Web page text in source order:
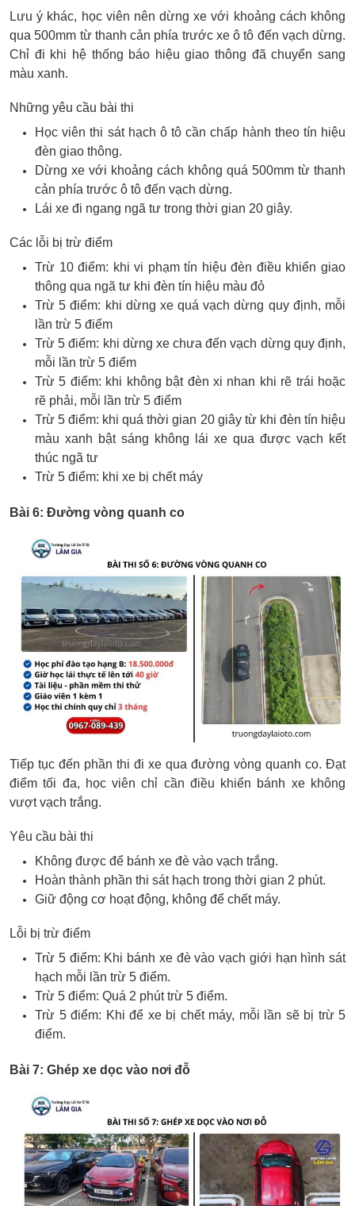
Lưu ý khác, học viên nên dừng xe với khoảng cách không
qua 500mm từ thanh cản phía trước xe ô tô đến vạch dừng.
Chỉ đi khi hệ thống báo hiệu giao thông đã chuyển sang
màu xanh.
Những yêu cầu bài thi
Học viên thi sát hạch ô tô cần chấp hành theo tín hiệu
đèn giao thông.
Dừng xe với khoảng cách không quá 500mm từ thanh
cản phía trước ô tô đến vạch dừng.
Lái xe đi ngang ngã tư trong thời gian 20 giây.
Các lỗi bị trừ điểm
Trừ 10 điểm: khi vi phạm tín hiệu đèn điều khiển giao
thông qua ngã tư khi đèn tín hiệu màu đỏ
Trừ 5 điểm: khi dừng xe quá vạch dừng quy định, mỗi
lần trừ 5 điểm
Trừ 5 điểm: khi dừng xe chưa đến vạch dừng quy định,
mỗi lần trừ 5 điểm
Trừ 5 điểm: khi không bật đèn xi nhan khi rẽ trái hoặc
rẽ phải, mỗi lần trừ 5 điểm
Trừ 5 điểm: khi quá thời gian 20 giây từ khi đèn tín hiệu
màu xanh bật sáng không lái xe qua được vạch kết
thúc ngã tư
Trừ 5 điểm: khi xe bị chết máy
Bài 6: Đường vòng quanh co
Tiếp tục đến phần thi đi xe qua đường vòng quanh co. Đạt
điểm tối đa, học viên chỉ cần điều khiển bánh xe không
vượt vạch trắng.
Yêu cầu bài thi
Không được để bánh xe đè vào vạch trắng.
Hoàn thành phần thi sát hạch trong thời gian 2 phút.
Giữ động cơ hoạt động, không để chết máy.
Lỗi bị trừ điểm
Trừ 5 điểm: Khi bánh xe đè vào vạch giới hạn hình sát
hạch mỗi lần trừ 5 điểm.
Trừ 5 điểm: Quá 2 phút trừ 5 điểm.
Trừ 5 điểm: Khi để xe bị chết máy, mỗi lần sẽ bị trừ 5
điểm.
Bài 7: Ghép xe dọc vào nơi đỗ